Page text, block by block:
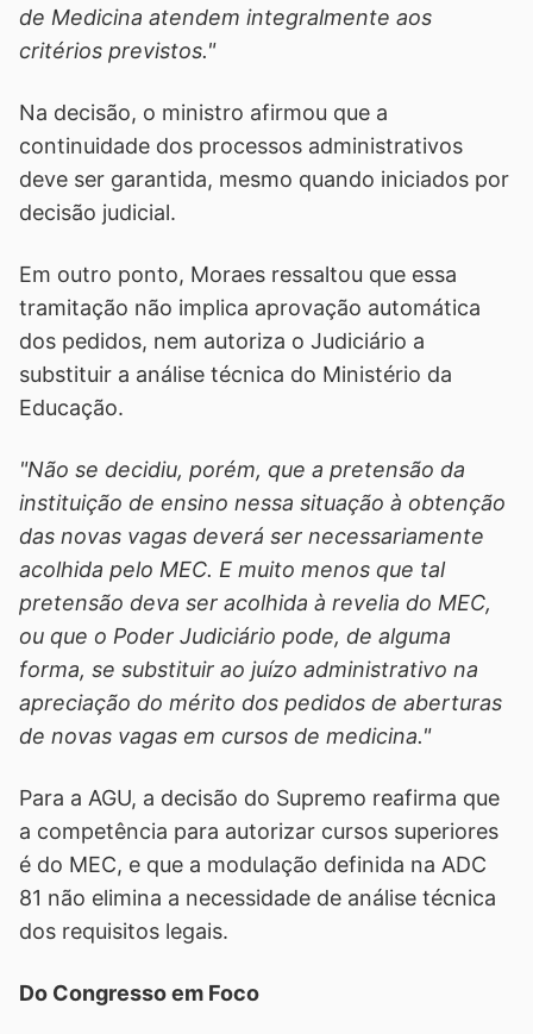
de Medicina atendem integralmente aos
critérios previstos."
Na decisão, o ministro afirmou que a
continuidade dos processos administrativos
deve ser garantida, mesmo quando iniciados por
decisão judicial.
Em outro ponto, Moraes ressaltou que essa
tramitação não implica aprovação automática
dos pedidos, nem autoriza o Judiciário a
substituir a análise técnica do Ministério da
Educação.
"Não se decidiu, porém, que a pretensão da
instituição de ensino nessa situação à obtenção
das novas vagas deverá ser necessariamente
acolhida pelo MEC. E muito menos que tal
pretensão deva ser acolhida à revelia do MEC,
ou que o Poder Judiciário pode, de alguma
forma, se substituir ao juízo administrativo na
apreciação do mérito dos pedidos de aberturas
de novas vagas em cursos de medicina."
Para a AGU, a decisão do Supremo reafirma que
a competência para autorizar cursos superiores
é do MEC, e que a modulação definida na ADC
81 não elimina a necessidade de análise técnica
dos requisitos legais.
Do Congresso em Foco